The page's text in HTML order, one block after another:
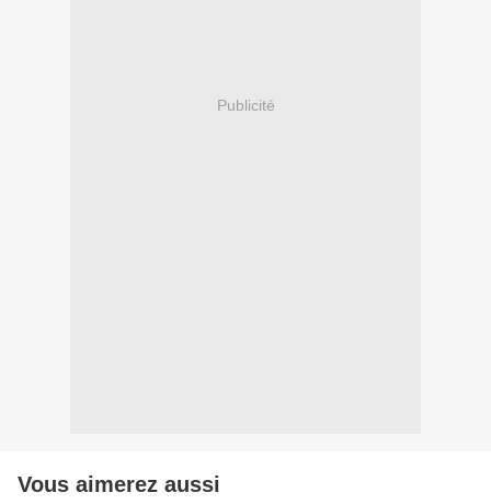
Publicité
Vous aimerez aussi